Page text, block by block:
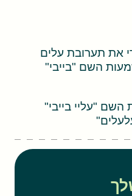
את תערובת עלים
השם "בייבי"
"עליי בייבי"